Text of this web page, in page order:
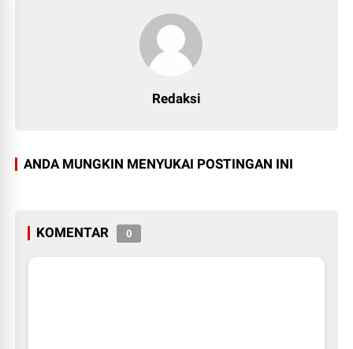
Redaksi
ANDA MUNGKIN MENYUKAI POSTINGAN INI
KOMENTAR 0